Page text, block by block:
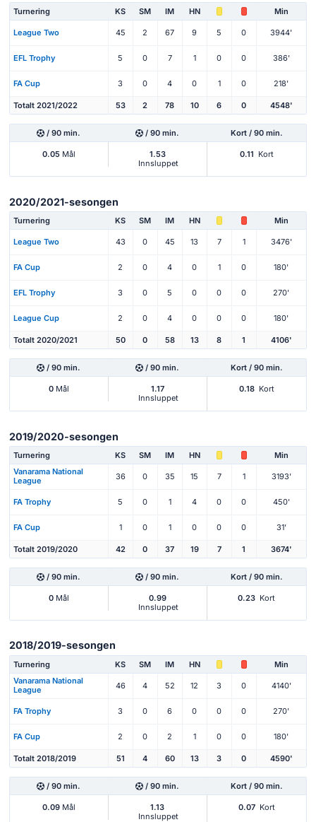
Turnering KS SM IM HN Min
League Two 45 2 67 9 5 0 3944'
EFL Trophy 5 0 7 1 0 0 386'
FA Cup 3 0 4 0 1 0 218'
Totalt 2021/2022 53 2 78 10 6 0 4548'
/ 90 min. / 90 min. Kort / 90 min.
0.05Mål
1.53
Innsluppet
0.11 Kort
2020/2021-sesongen
Turnering KS SM IM HN Min
League Two 43 0 45 13 7 1 3476'
FA Cup 2 0 4 0 1 0 180'
EFL Trophy 3 0 5 0 0 0 270'
League Cup 2 0 4 0 0 0 180'
Totalt 2020/2021 50 0 58 13 8 1 4106'
/ 90 min. / 90 min. Kort / 90 min.
0Mål
1.17
Innsluppet
0.18 Kort
2019/2020-sesongen
Turnering KS SM IM HN
Min
Vanarama National
League
36 0 35 15 7 1 3193'
FA Trophy 5 0 1 4 0 0 450'
FA Cup 1 0 1 0 0 0 31'
Totalt 2019/2020 42 0 37 19 7 1 3674'
/ 90 min. / 90 min. Kort / 90 min.
0Mål
0.99
Innsluppet
0.23 Kort
2018/2019-sesongen
Turnering KS SM IM HN
Min
Vanarama National
League
46 4 52 12 3 0 4140'
FA Trophy 3 0 6 0 0 0 270'
FA Cup 2 0 2 1 0 0 180'
Totalt 2018/2019 51 4 60 13 3 0 4590'
/ 90 min. / 90 min. Kort / 90 min.
0.09Mål
1.13
Innsluppet
0.07 Kort